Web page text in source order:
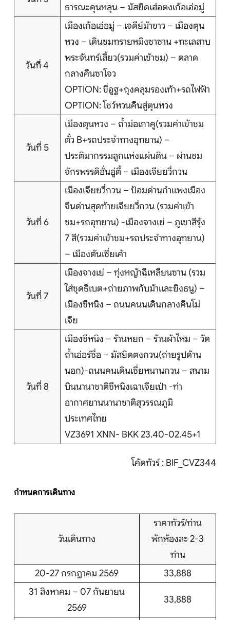
ธารณะคุนหลุน – มัสยิดเฮ่อตงเก้อเอ่อมู่
วันที่ 4
เมืองเก้อเอ่อมู่ – เจดีย์ม้าขาว – เมืองตุน
หวง – เดินชมทรายหมิงซาซาน +ทะเลสาบ
พระจันทร์เสี้ยว(รวมค่าเข้าชม) – ตลาด
กลางคืนซาโจว
OPTION: ขี่อูฐ+ถุงคลุมรองเท้า+รถไฟฟ้า
OPTION: โชว์หวนคืนสู่ตุนหวง
วันที่ 5
เมืองตุนหวง – ถ้ำม่อเกาคู(รวมค่าเข้าชม
ตั๋ว B+รถประจำทางอุทยาน) –
ประติมากรรมลูกแห่งแผ่นดิน – ผ่านชม
จักรพรรดิฮั่นอู่ตี้ – เมืองเจียยวี่กวน
วันที่ 6
เมืองเจียยวี่กวน – ป้อมด่านกำแพงเมือง
จีนด่านสุดท้ายเจียยวี่กวน (รวมค่าเข้า
ชม+รถอุทยาน) -เมืองจางเย่ – ภูเขาสีรุ้ง
7 สี(รวมค่าเข้าชม+รถประจำทางอุทยาน)
– เมืองตันเซี่ยเค้า
วันที่ 7
เมืองจางเย่ – ทุ่งหญ้าฉีเหลียนซาน (รวม
ใส่ชุดธิเบต+ถ่ายภาพกับม้าและยิงธนู) –
เมืองซีหนิง – ถนนคนนเดินกลางคืนโม่
เจีย
วันที่ 8
เมืองซีหนิง – ร้านหยก – ร้านผ้าไหม – วัด
ถ้ำเอ่อร์ซื่อ – มัสยิดตงกวน(ถ่ายรูปด้าน
นอก)-ถนนคนเดินเซี่ยหนานกวน – สนาม
บินนานาชาติซีหนิงเฉาเจียเป่า -ท่า
อากาศยานนานาชาติสุวรรณภูมิ
ประเทศไทย
VZ3691 XNN- BKK 23.40-02.45+1
โค้ดทัวร์ : BIF_CVZ344
กำหนดการเดินทาง
วันเดินทาง
ราคาทัวร์/ท่าน
พักห้องละ 2-3
ท่าน
20-27 กรกฎาคม 2569
33,888
31 สิงหาคม – 07 กันยายน
2569
33,888